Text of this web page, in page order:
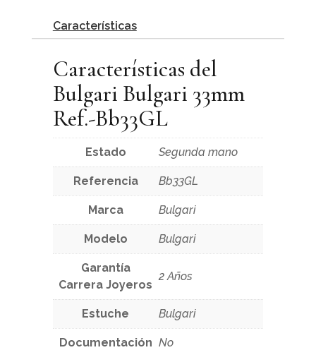
Características
Características del
Bulgari Bulgari 33mm
Ref.-Bb33GL
Estado Segunda mano
Referencia Bb33GL
Marca Bulgari
Modelo Bulgari
Garantía
Carrera Joyeros
2 Años
Estuche Bulgari
Documentación No